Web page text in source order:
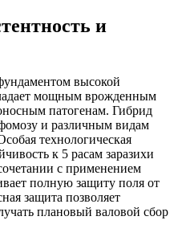
и
высокой
мощным врожденным
патогенам. Гибрид
и различным видам
технологическая
к 5 расам заразихи
с применением
полную защиту поля от
защита позволяет
плановый валовой сбор